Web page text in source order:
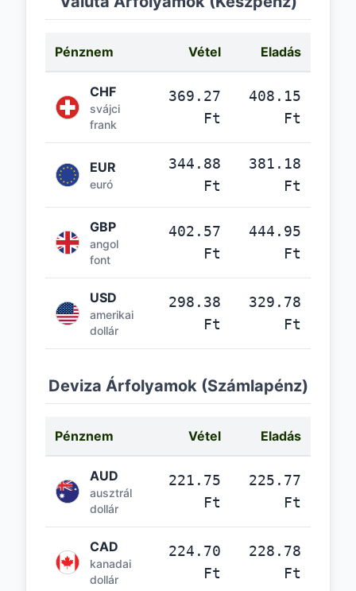
Pénznem Vétel Eladás
CHF
svájci
frank
369.27
Ft
408.15
Ft
EUR
euró
344.88
Ft
381.18
Ft
GBP
angol
font
402.57
Ft
444.95
Ft
USD
amerikai
dollár
298.38
Ft
329.78
Ft
Deviza Árfolyamok (Számlapénz)
Pénznem Vétel Eladás
AUD
ausztrál
dollár
221.75
Ft
225.77
Ft
CAD
kanadai
dollár
224.70
Ft
228.78
Ft